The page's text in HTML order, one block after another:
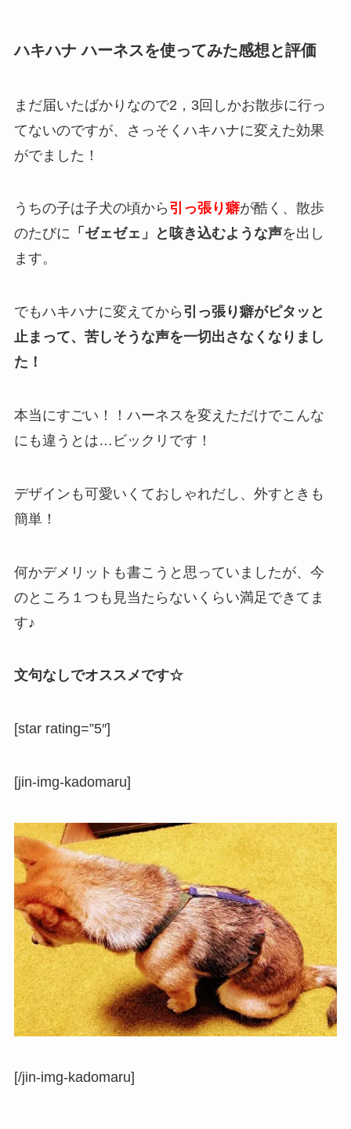
ハキハナ ハーネスを使ってみた感想と評価
まだ届いたばかりなので2，3回しかお散歩に行っ
てないのですが、さっそくハキハナに変えた効果
がでました！
うちの子は子犬の頃から 引っ張り癖が酷く、散歩
のたびに 「ゼェゼェ」と咳き込むような声を出し
ます。
でもハキハナに変えてから 引っ張り癖がピタッと
止まって、苦しそうな声を一切出さなくなりまし
た！
本当にすごい！！ハーネスを変えただけでこんな
にも違うとは…ビックリです！
デザインも可愛いくておしゃれだし、外すときも
簡単！
何かデメリットも書こうと思っていましたが、今
のところ１つも見当たらないくらい満足できてま
す♪
文句なしでオススメです☆
[star rating=”5″]
[jin-img-kadomaru]
[/jin-img-kadomaru]